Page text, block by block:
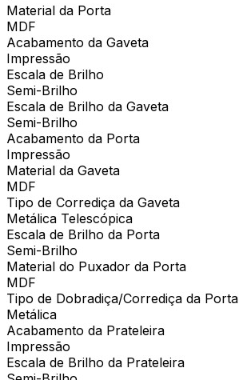
Material da Porta
MDF
Acabamento da Gaveta
Impressão
Escala de Brilho
Semi-Brilho
Escala de Brilho da Gaveta
Semi-Brilho
Acabamento da Porta
Impressão
Material da Gaveta
MDF
Tipo de Corrediça da Gaveta
Metálica Telescópica
Escala de Brilho da Porta
Semi-Brilho
Material do Puxador da Porta
MDF
Tipo de Dobradiça/Corrediça da Porta
Metálica
Acabamento da Prateleira
Impressão
Escala de Brilho da Prateleira